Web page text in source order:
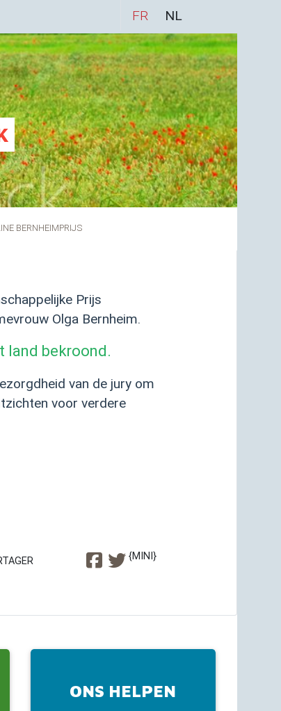
FR NL
BERNHEIMPRIJS
Prijs
Olga Bernheim.
land bekroond.
van de jury om
voor verdere
{MINI}
ONS HELPEN